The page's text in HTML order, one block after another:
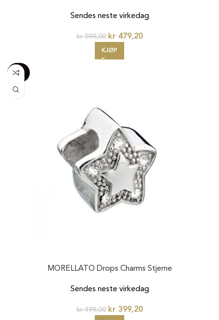
Sendes neste virkedag
kr599,00 kr 479,20
KJØP
-100%
20%
MORELLATO Drops Charms Stjerne
Sendes neste virkedag
kr499,00 kr 399,20